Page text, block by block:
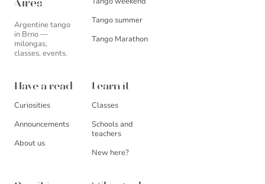
Aires
Argentine tango
in Brno —
milongas,
classes, events.
Tango summer
Tango Marathon
Have a read
Curiosities
Announcements
About us
Learn it
Classes
Schools and
teachers
New here?